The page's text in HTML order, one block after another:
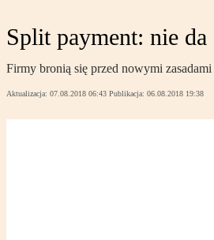
Split payment: nie
Firmy bronią się przed nowymi
Aktualizacja: 07.08.2018 06:43 Publikacja: 06.08.2018 19:38